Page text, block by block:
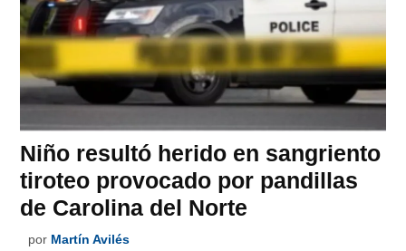
Niño resultó herido en sangriento
tiroteo provocado por pandillas
de Carolina del Norte
por Martín Avilés